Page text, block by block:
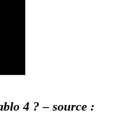
4 ? – source :